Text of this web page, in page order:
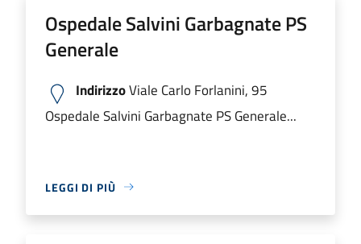
Ospedale Salvini Garbagnate PS
Generale
IndirizzoViale Carlo Forlanini, 95
Ospedale Salvini Garbagnate PS Generale...
LEGGI DI PIÙ